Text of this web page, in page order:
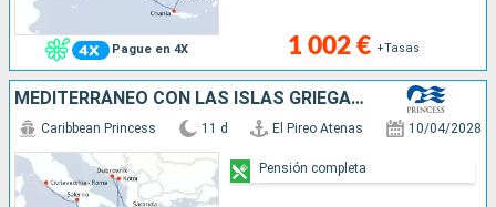
Pague en 4X 1 002 € +Tasas
MEDITERRÁNEO CON LAS ISLAS GRIEGAS E ITA
Caribbean Princess 11 d El Pireo Atenas 10/04/2028
Pensión completa